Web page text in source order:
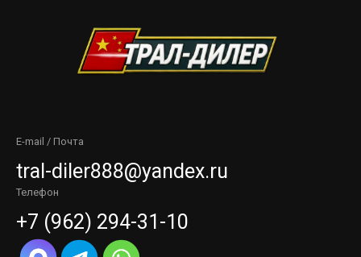
E-mail / Почта
tral-diler888@yandex.ru
Телефон
+7 (962) 294-31-10